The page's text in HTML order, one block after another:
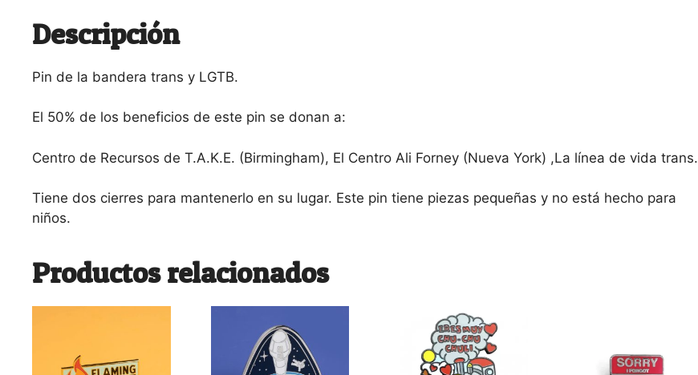
Descripción
Pin de la bandera trans y LGTB.
El 50% de los beneficios de este pin se donan a:
Centro de Recursos de T.A.K.E. (Birmingham), El Centro Ali Forney (Nueva York) ,La línea de vida trans.
Tiene dos cierres para mantenerlo en su lugar. Este pin tiene piezas pequeñas y no está hecho para
niños.
Productos relacionados